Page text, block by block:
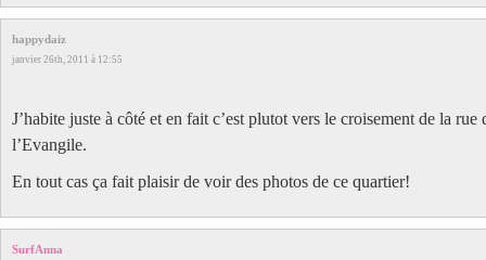
happydaiz
janvier 26th, 2011 à 12:55
J’habite juste à côté et en fait c’est plutot vers le croisement de la rue
l’Evangile.
En tout cas ça fait plaisir de voir des photos de ce quartier!
SurfAnna